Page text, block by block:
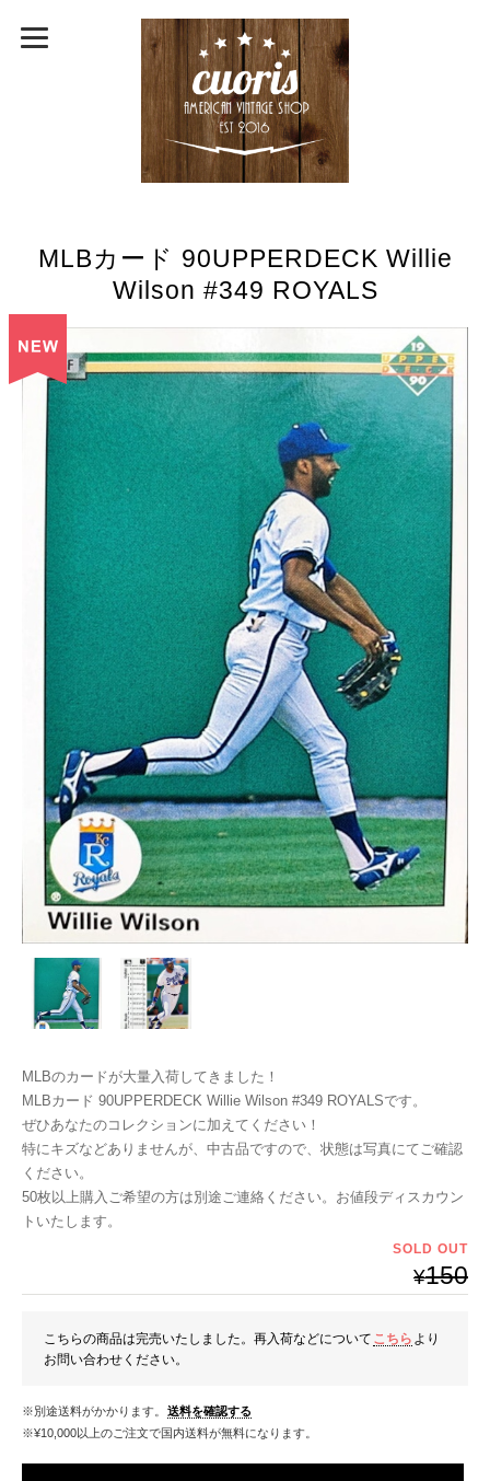
MLBカード 90UPPERDECK Willie
Wilson #349 ROYALS
MLBのカードが大量入荷してきました！
MLBカード 90UPPERDECK Willie Wilson #349 ROYALSです。
ぜひあなたのコレクションに加えてください！
特にキズなどありませんが、中古品ですので、状態は写真にてご確認
ください。
50枚以上購入ご希望の方は別途ご連絡ください。お値段ディスカウン
トいたします。
SOLD OUT
¥150
こちらの商品は完売いたしました。再入荷などについて こちら より
お問い合わせください。
※別途送料がかかります。 送料を確認する
※¥10,000以上のご注文で国内送料が無料になります。